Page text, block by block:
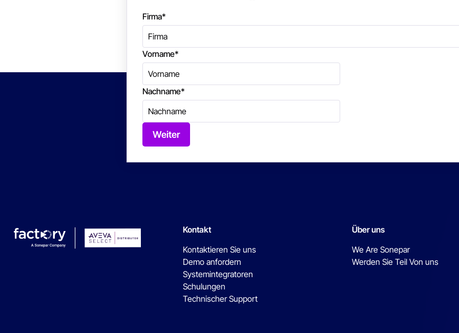
Firma*
Vorname*
Nachname*
Weiter
Kontakt
Kontaktieren Sie uns
Demo anfordern
Systemintegratoren
Schulungen
Technischer Support
Über uns
We Are Sonepar
Werden Sie Teil Von uns